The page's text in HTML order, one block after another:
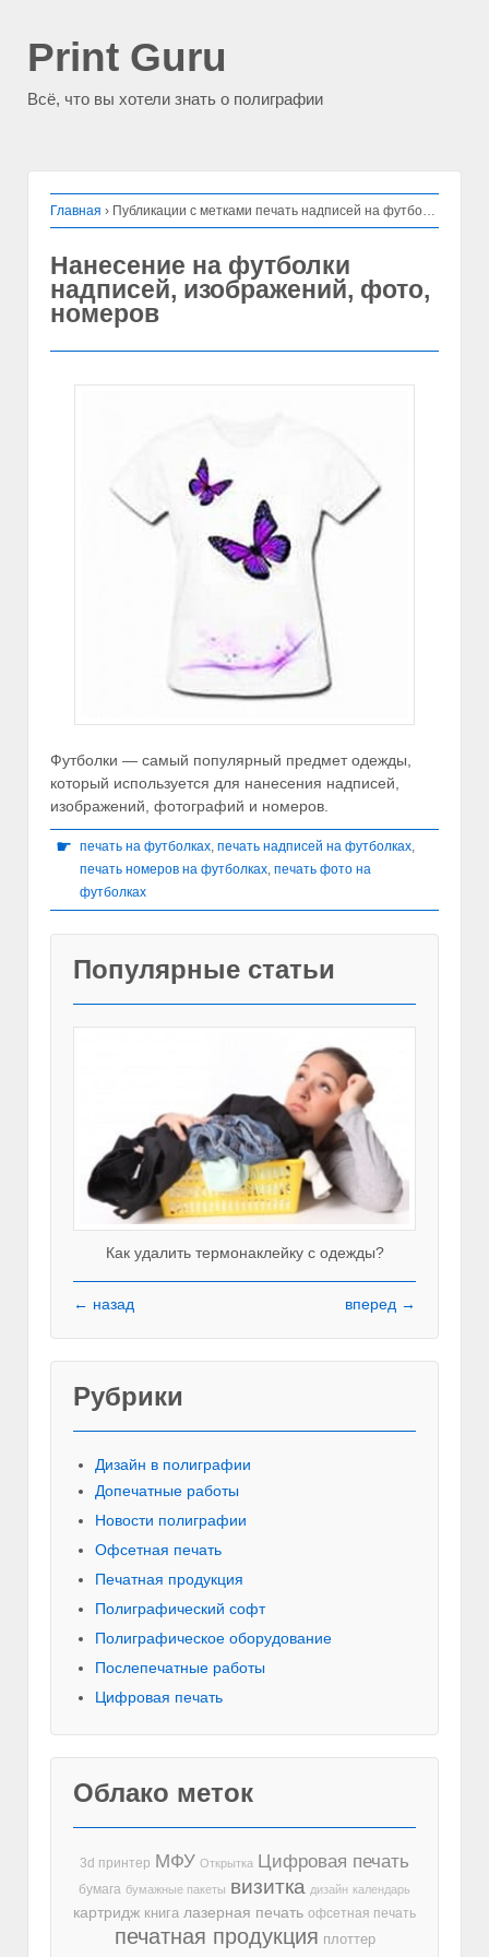
Print Guru
Всё, что вы хотели знать о полиграфии
Главная › Публикации с метками печать надписей на футболках
Нанесение на футболки
надписей, изображений, фото,
номеров
Футболки — самый популярный предмет одежды,
который используется для нанесения надписей,
изображений, фотографий и номеров.
☛ печать на футболках, печать надписей на футболках,
печать номеров на футболках, печать фото на
футболках
Популярные статьи
Как удалить термонаклейку с одежды?
← назад вперед →
Рубрики
Дизайн в полиграфии
Допечатные работы
Новости полиграфии
Офсетная печать
Печатная продукция
Полиграфический софт
Полиграфическое оборудование
Послепечатные работы
Цифровая печать
Облако меток
3d принтер МФУ Открытка Цифровая печать
бумага бумажные пакеты визитка дизайн календарь
картридж книга лазерная печать офсетная печать
печатная продукция плоттер